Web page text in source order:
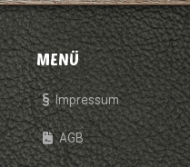
MENÜ
Impressum
AGB